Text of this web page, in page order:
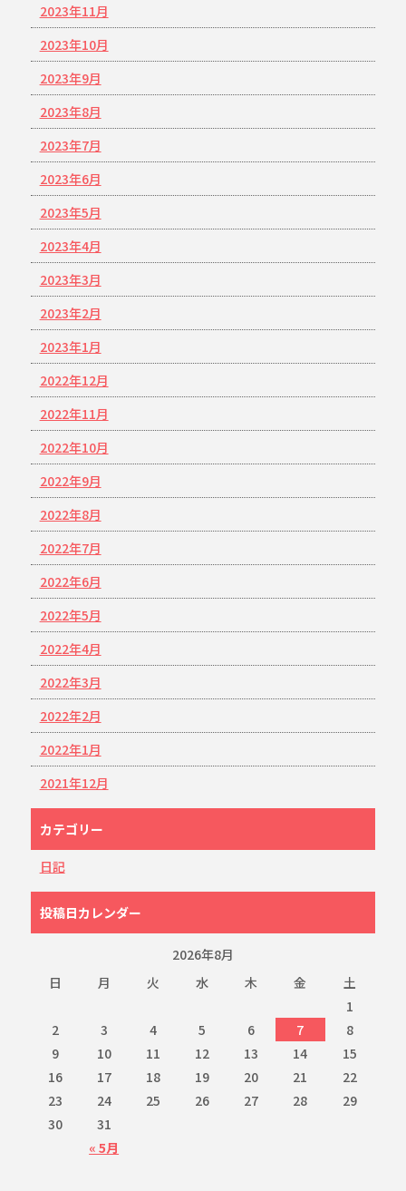
2023年11月
2023年10月
2023年9月
2023年8月
2023年7月
2023年6月
2023年5月
2023年4月
2023年3月
2023年2月
2023年1月
2022年12月
2022年11月
2022年10月
2022年9月
2022年8月
2022年7月
2022年6月
2022年5月
2022年4月
2022年3月
2022年2月
2022年1月
2021年12月
カテゴリー
日記
投稿日カレンダー
2026年8月
日
月 火 水 木 金 土
« 5月
1
2
3 4 5 6 7
8
9
10 11 12 13 14
15
16
17 18 19 20 21
22
23
24 25 26 27 28
29
30
31